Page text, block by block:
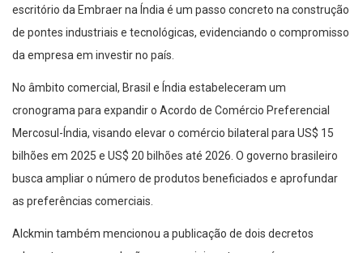
escritório da Embraer na Índia é um passo concreto na construção
de pontes industriais e tecnológicas, evidenciando o compromisso
da empresa em investir no país.
No âmbito comercial, Brasil e Índia estabeleceram um
cronograma para expandir o Acordo de Comércio Preferencial
Mercosul-Índia, visando elevar o comércio bilateral para US$ 15
bilhões em 2025 e US$ 20 bilhões até 2026. O governo brasileiro
busca ampliar o número de produtos beneficiados e aprofundar
as preferências comerciais.
Alckmin também mencionou a publicação de dois decretos